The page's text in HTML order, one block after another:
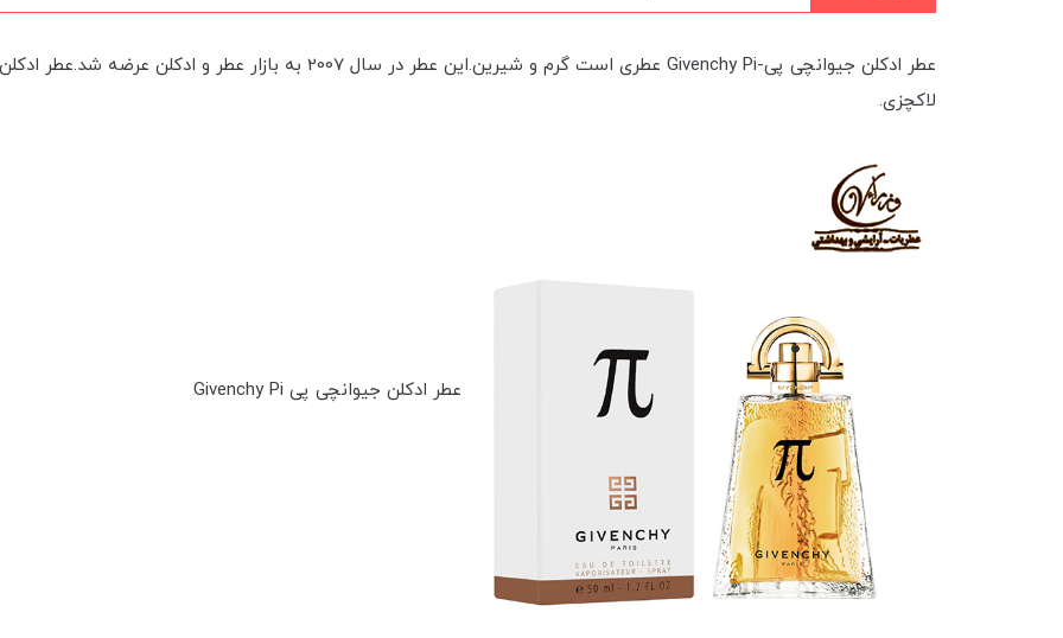
لاکچزی.
عطر ادکلن جیوانچی پی Givenchy Pi